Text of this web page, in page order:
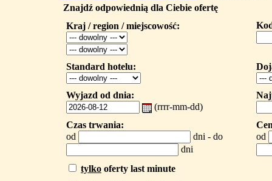
Znajdź odpowiednią dla Ciebie ofertę
Kraj / region / miejscowość:
Standard hotelu:
Wyjazd od dnia:
(rrrr-mm-dd)
Czas trwania:
od
dni - do
dni
od
tylko oferty last minute